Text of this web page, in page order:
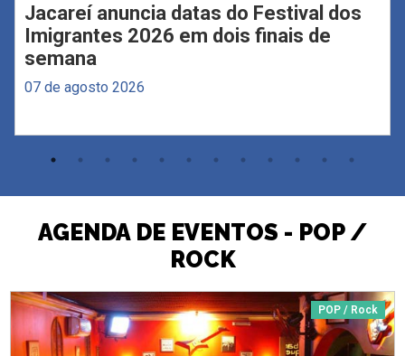
Jacareí anuncia datas do Festival dos
Imigrantes 2026 em dois finais de
semana
07 de agosto 2026
AGENDA DE EVENTOS - POP /
ROCK
POP / Rock